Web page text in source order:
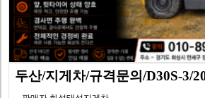
두산/지게차/규격문의/D30S-3/